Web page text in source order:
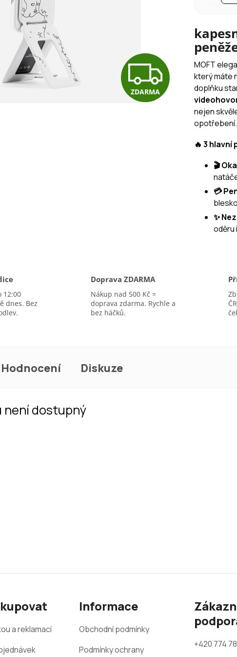
Z
D
ZDARMA
MOFT
který máte
doplňku
nejen
opotřebení.
🔥 3
🎬
💳
✨
oděru
12:00
dnes. Bez
Doprava ZDARMA
Nákup nad 500 Kč =
doprava zdarma. Rychle a
bez háčků.
Hodnocení Diskuze
není dostupný
a reklamací
Informace
Obchodní podmínky
Podmínky ochrany
+420 774